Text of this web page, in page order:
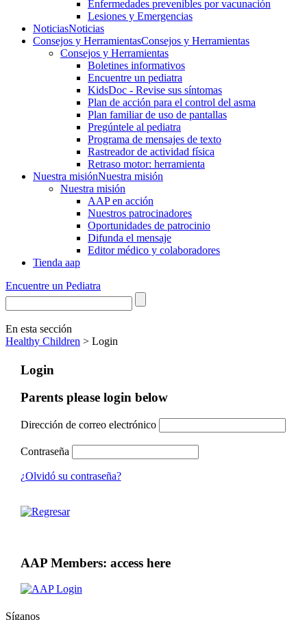
Enfermedades prevenibles por vacunación
Lesiones y Emergencias
NoticiasNoticias
Consejos y HerramientasConsejos y Herramientas
Consejos y Herramientas
Boletines informativos
Encuentre un pediatra
KidsDoc - Revise sus síntomas
Plan de acción para el control del asma
Plan familiar de uso de pantallas
Pregúntele al pediatra
Programa de mensajes de texto
Rastre​​ador de activida​d física
Retraso motor: herramienta
Nuestra misiónNuestra misión
Nuestra misión
AAP en acción
Nuestros patrocinadores
Oportunidades de patrocinio
Difunda el mensaje
Editor médico y colaboradores
Tienda aap
Encuentre un Pediatra
En esta sección
Healthy Children > Login
Login
Parents please login below
Dirección de correo electrónico
Contraseña
¿Olvidó su contraseña?
AAP Members: access here
Síganos